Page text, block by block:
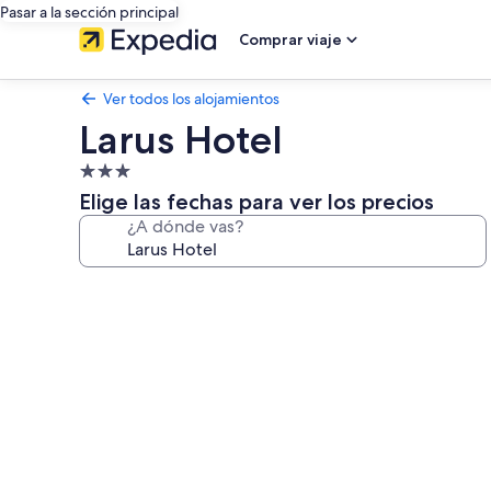
Pasar a la sección principal
Comprar viaje
Ver todos los alojamientos
Larus Hotel
Alojamiento
de
3.0 estrellas
Elige las fechas para ver los precios
¿A dónde vas?